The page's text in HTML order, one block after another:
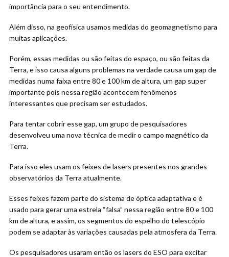
importância para o seu entendimento.
Além disso, na geofísica usamos medidas do geomagnetismo para
muitas aplicações.
Porém, essas medidas ou são feitas do espaço, ou são feitas da
Terra, e isso causa alguns problemas na verdade causa um gap de
medidas numa faixa entre 80 e 100 km de altura, um gap super
importante pois nessa região acontecem fenômenos
interessantes que precisam ser estudados.
Para tentar cobrir esse gap, um grupo de pesquisadores
desenvolveu uma nova técnica de medir o campo magnético da
Terra.
Para isso eles usam os feixes de lasers presentes nos grandes
observatórios da Terra atualmente.
Esses feixes fazem parte do sistema de óptica adaptativa e é
usado para gerar uma estrela “falsa” nessa região entre 80 e 100
km de altura, e assim, os segmentos do espelho do telescópio
podem se adaptar às variações causadas pela atmosfera da Terra.
Os pesquisadores usaram então os lasers do ESO para excitar